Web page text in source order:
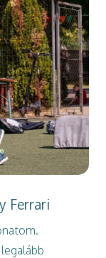
Ferrari